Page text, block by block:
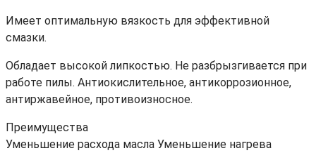
Имеет оптимальную вязкость для эффективной
смазки.
Обладает высокой липкостью. Не разбрызгивается при
работе пилы. Антиокислительное, антикоррозионное,
антиржавейное, противоизносное.
Преимущества
Уменьшение расхода масла Уменьшение нагрева